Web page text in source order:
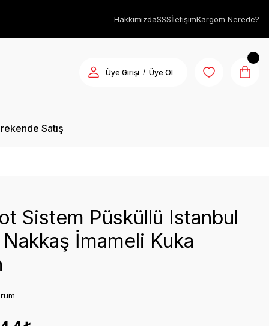
HakkımızdaSSSİletişimKargom Nerede?
Üye Girişi / Üye Ol
Satış
Sistem Püsküllü Istanbul
İmameli Kuka